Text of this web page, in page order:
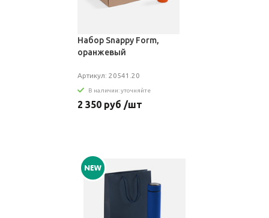
Набор Snappy Form,
оранжевый
Артикул: 20541.20
В наличии: уточняйте
2 350 руб /шт